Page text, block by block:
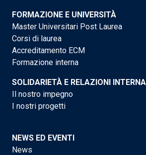
FORMAZIONE E UNIVERSITÀ
Master Universitari Post Laurea
Corsi di laurea
Accreditamento ECM
Formazione interna
SOLIDARIETÀ E RELAZIONI
Il nostro impegno
I nostri progetti
NEWS ED EVENTI
News